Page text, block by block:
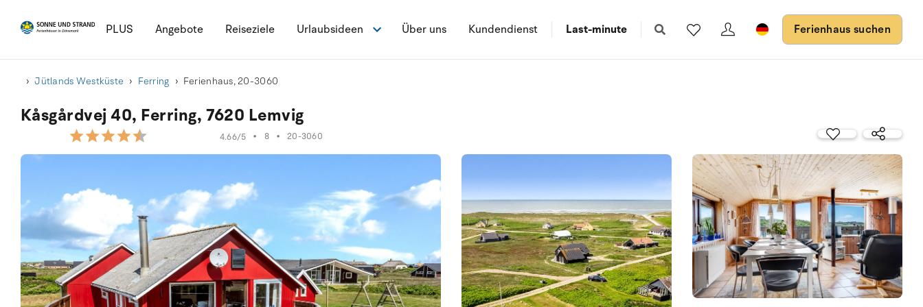
PLUS Angebote Reiseziele Urlaubsideen Über uns Kundendienst Last-minute Ferienhaus suchen
Jütlands Westküste Ferring Ferienhaus, 20-3060
Kåsgårdvej 40, Ferring, 7620 Lemvig
4.66/5 • 8 • 20-3060